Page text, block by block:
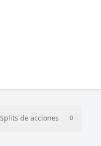
Splits de acciones 0